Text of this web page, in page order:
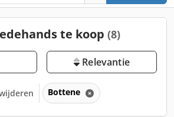
te koop (8)
Relevantie
Bottene